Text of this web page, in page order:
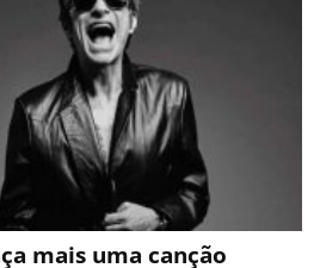
mais uma canção